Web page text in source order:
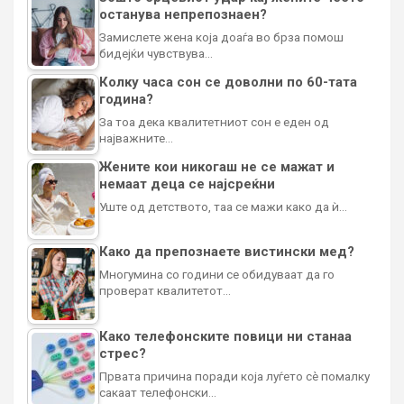
останува непрепознаен?
Замислете жена која доаѓа во брза помош
бидејќи чувствува…
Колку часа сон се доволни по 60-тата
година?
За тоа дека квалитетниот сон е еден од
најважните…
Жените кои никогаш не се мажат и
немаат деца се најсреќни
Уште од детството, таа се мажи како да ѝ…
Како да препознаете вистински мед?
Многумина со години се обидуваат да го
проверат квалитетот…
Како телефонските повици ни станаа
стрес?
Првата причина поради која луѓето сè помалку
сакаат телефонски…